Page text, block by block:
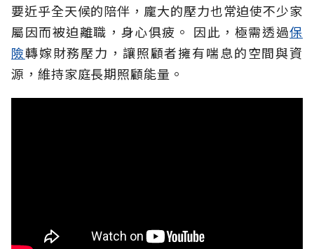
要近乎全天候的陪伴，龐大的壓力也常迫使不少家
屬因而被迫離職，身心俱疲。 因此，極需透過保
險轉嫁財務壓力，讓照顧者擁有喘息的空間與資
源，維持家庭長期照顧能量。